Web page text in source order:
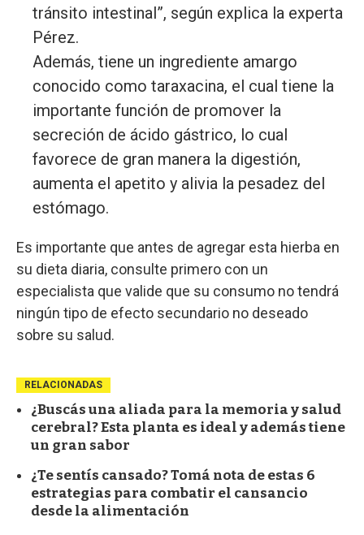
tránsito intestinal”, según explica la experta
Pérez.
Además, tiene un ingrediente amargo
conocido como taraxacina, el cual tiene la
importante función de promover la
secreción de ácido gástrico, lo cual
favorece de gran manera la digestión,
aumenta el apetito y alivia la pesadez del
estómago.
Es importante que antes de agregar esta hierba en
su dieta diaria, consulte primero con un
especialista que valide que su consumo no tendrá
ningún tipo de efecto secundario no deseado
sobre su salud.
RELACIONADAS
¿Buscás una aliada para la memoria y salud
cerebral? Esta planta es ideal y además tiene
un gran sabor
¿Te sentís cansado? Tomá nota de estas 6
estrategias para combatir el cansancio
desde la alimentación